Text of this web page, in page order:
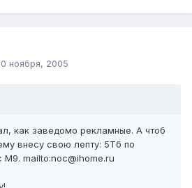
ноября, 2005
как заведомо рекламные. А чтоб
внесу свою лепту: 5Тб по
mailto:noc@ihome.ru